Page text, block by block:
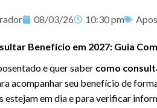
08/03/26 10:30 pm
Benefício em 2027: Guia
e quer saber como
acompanhar seu benefício de
estejam em dia e para verificar